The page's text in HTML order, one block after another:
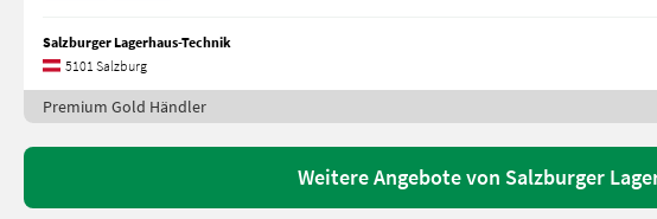
Salzburger Lagerhaus-Technik
5101 Salzburg
Premium Gold Händler
Weitere Angebote von Salzburger